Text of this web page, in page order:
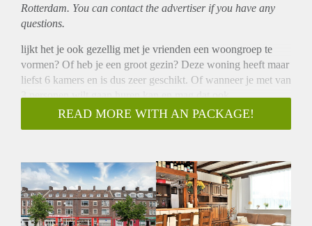
Rotterdam. You can contact the advertiser if you have any
questions.
lijkt het je ook gezellig met je vrienden een woongroep te
vormen? Of heb je een groot gezin? Deze woning heeft maar
liefst 6 kamers en is dus zeer geschikt. Of wanneer je met van
3 personen wilt gaan huren kan en mag dat ook.
Kortom, zijn jullie een leuke vriendengroep, die aan het werk
zijn en het leuk vinden om met elkaar te gaan samenwonen?
missen!
Vraag naar de mogelijkheden en huurvoorwaarden. De
getoonde huurprijs is gebaseerd op drie individuele personen,
geen woongroep!
READ MORE WITH AN PACKAGE!